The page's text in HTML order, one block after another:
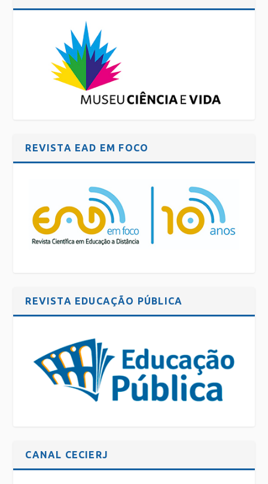
REVISTA EAD EM FOCO
REVISTA EDUCAÇÃO PÚBLICA
CANAL CECIERJ